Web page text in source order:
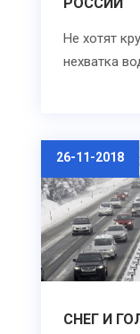
Не хотят
нехватка
26-11-2018
СНЕГ И